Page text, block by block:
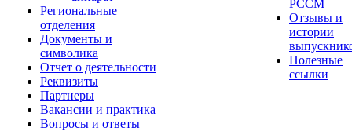
Региональные
отделения
Документы и
символика
Отчет о деятельности
Реквизиты
Партнеры
Вакансии и практика
Вопросы и ответы
РССМ
Отзывы и
истории
Полезные
ссылки